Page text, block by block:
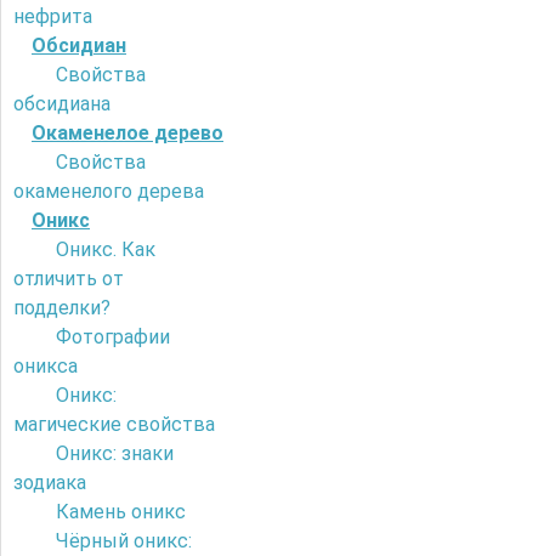
нефрита
Обсидиан
Свойства
обсидиана
Окаменелое дерево
Свойства
окаменелого дерева
Оникс
Оникс. Как
отличить от
подделки?
Фотографии
оникса
Оникс:
магические свойства
Оникс: знаки
зодиака
Камень оникс
Чёрный оникс: